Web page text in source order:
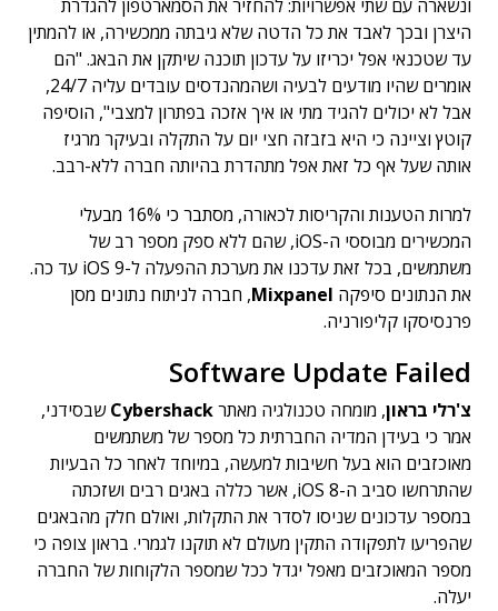
ונשארה עם שתי אפשרויות: להחזיר את הסמארטפון להגדרת
היצרן ובכך לאבד את כל הדטה שלא גיבתה ממכשירה, או להמתין
עד שטכנאי אפל יכריזו על עדכון תוכנה שיתקן את הבאג. "הם
אומרים שהיו מודעים לבעיה ושהמהנדסים עובדים עליה 24/7,
אבל לא יכולים להגיד מתי או איך אזכה בפתרון למצבי", הוסיפה
קוטץ וציינה כי היא בזבזה חצי יום על התקלה ובעיקר מרגיז
אותה שעל אף כל זאת אפל מתהדרת בהיותה חברה ללא-רבב.
למרות הטענות והקריסות לכאורה, מסתבר כי 16% מבעלי
המכשירים מבוססי ה-iOS, שהם ללא ספק מספר רב של
משתמשים, בכל זאת עדכנו את מערכת ההפעלה ל-iOS 9 עד כה.
את הנתונים סיפקה Mixpanel, חברה לניתוח נתונים מסן
פרנסיסקו קליפורניה.
Software Update Failed
צ'רלי בראון, מומחה טכנולגיה מאתרCybershackשבסידני,
אמר כי בעידן המדיה החברתית כל מספר של משתמשים
מאוכזבים הוא בעל חשיבות למעשה, במיוחד לאחר כל הבעיות
שהתרחשו סביב ה-iOS 8, אשר כללה באגים רבים ושזכתה
במספר עדכונים שניסו לסדר את התקלות, ואולם חלק מהבאגים
שהפריעו לתפקודה התקין מעולם לא תוקנו לגמרי. בראון צופה כי
מספר המאוכזבים מאפל יגדל ככל שמספר הלקוחות של החברה
יעלה.